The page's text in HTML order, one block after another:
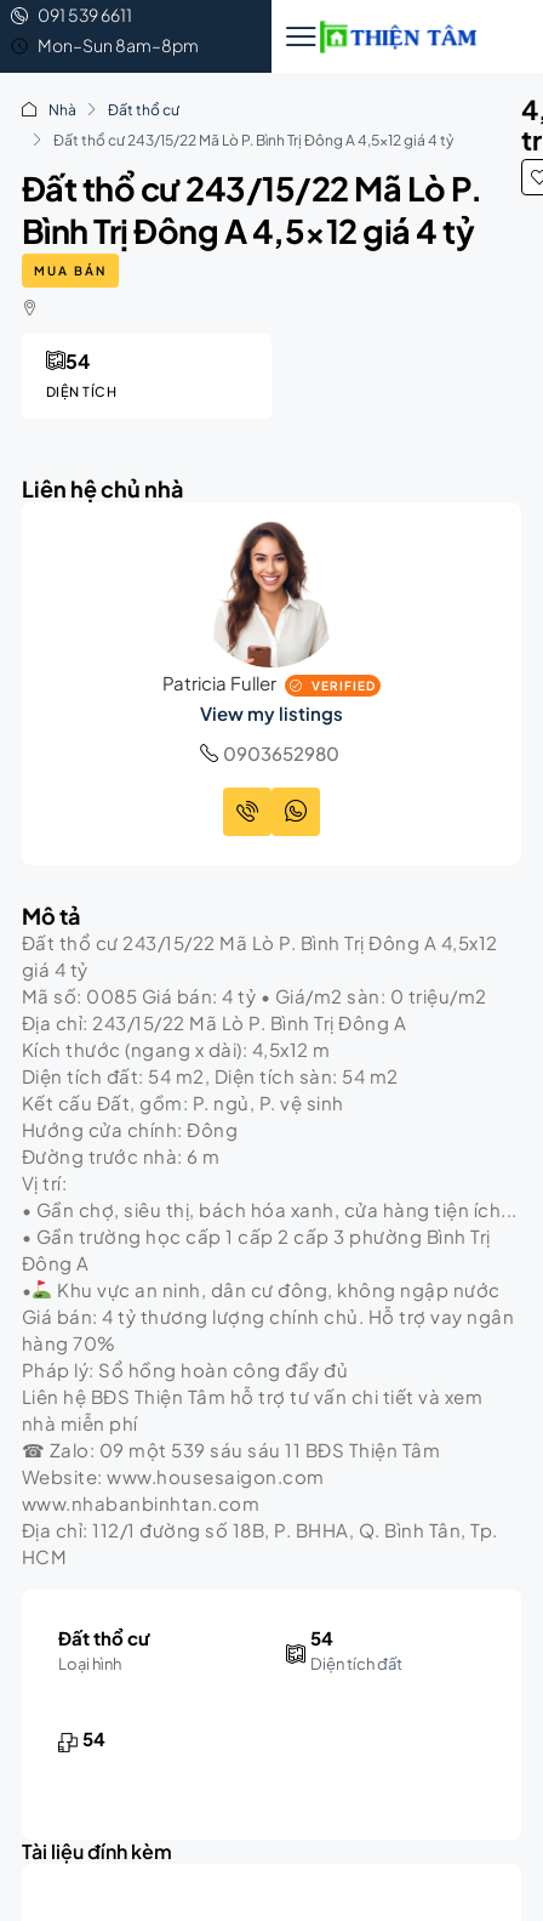
091 539 6611
Mon–Sun 8am–8pm
Nhà
Đất thổ cư
Đất thổ cư 243/15/22 Mã Lò P. Bình Trị Đông A 4,5×12 giá 4 tỷ
Đất thổ cư 243/15/22 Mã Lò P.
Bình Trị Đông A 4,5×12 giá 4 tỷ
MUA BÁN
DIỆN TÍCH
54
Liên hệ chủ nhà
Patricia Fuller VERIFIED
View my listings
0903652980
Mô tả
Đất thổ cư 243/15/22 Mã Lò P. Bình Trị Đông A 4,5x12
giá 4 tỷ
Mã số: 0085 Giá bán: 4 tỷ • Giá/m2 sàn: 0 triệu/m2
Địa chỉ: 243/15/22 Mã Lò P. Bình Trị Đông A
Kích thước (ngang x dài): 4,5x12 m
Diện tích đất: 54 m2, Diện tích sàn: 54 m2
Kết cấu Đất, gồm: P. ngủ, P. vệ sinh
Hướng cửa chính: Đông
Đường trước nhà: 6 m
Vị trí:
• Gần chợ, siêu thị, bách hóa xanh, cửa hàng tiện ích...
• Gần trường học cấp 1 cấp 2 cấp 3 phường Bình Trị
Đông A
•
Khu vực an ninh, dân cư đông, không ngập nước
Giá bán: 4 tỷ thương lượng chính chủ. Hỗ trợ vay ngân
hàng 70%
Pháp lý: Sổ hồng hoàn công đầy đủ
Liên hệ BĐS Thiện Tâm hỗ trợ tư vấn chi tiết và xem
nhà miễn phí
☎ Zalo: 09 một 539 sáu sáu 11 BĐS Thiện Tâm
Website: www.housesaigon.com
www.nhabanbinhtan.com
Địa chỉ: 112/1 đường số 18B, P. BHHA, Q. Bình Tân, Tp.
HCM
Đất thổ cư
Loại hình
54
Diện tích đất
54
Tài liệu đính kèm